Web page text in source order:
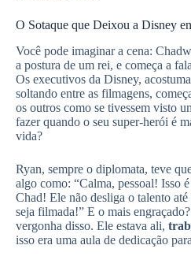
O Sotaque que Deixou a Disney
Você pode imaginar a cena:
a postura de um rei, e começa a
Os executivos da Disney,
soltando entre as filmagens,
os outros como se tivessem visto
fazer quando o seu super-herói é
vida?
Ryan, sempre o diplomata, teve
algo como: “Calma, pessoal! Isso
Chad! Ele não desliga o talento até
seja filmada!” E o mais
vergonha disso. Ele estava ali,
isso era uma aula de dedicação